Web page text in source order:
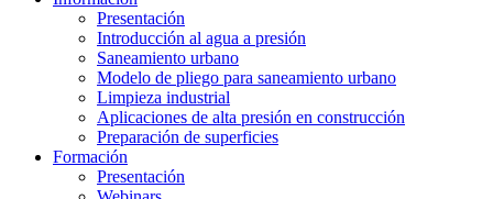
Presentación
Introducción al agua a presión
Saneamiento urbano
Modelo de pliego para saneamiento urbano
Limpieza industrial
Aplicaciones de alta presión en construcción
Preparación de superficies
Formación
Presentación